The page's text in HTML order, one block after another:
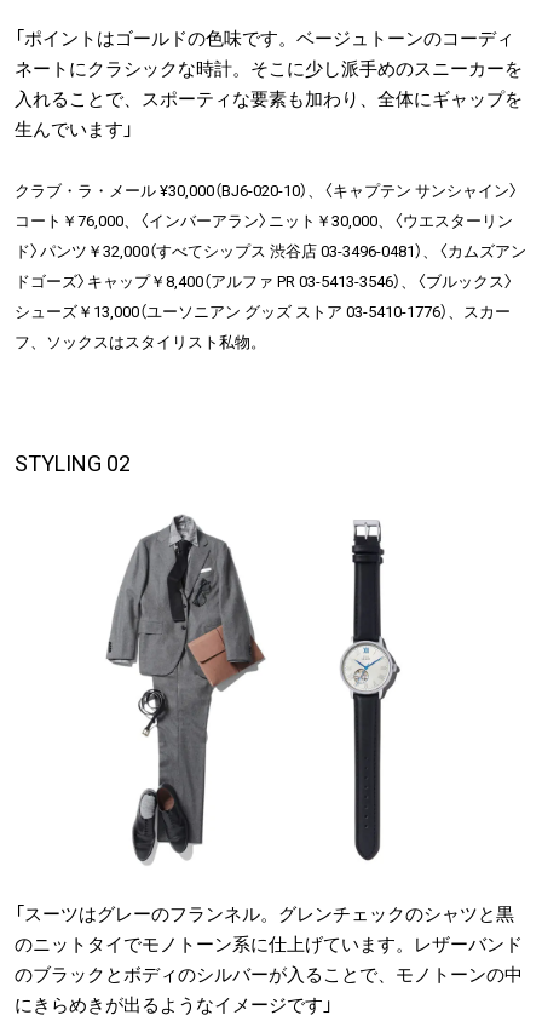
「ポイントはゴールドの色味です。ベージュトーンのコーディ
ネートにクラシックな時計。そこに少し派手めのスニーカーを
入れることで、スポーティな要素も加わり、全体にギャップを
生んでいます」
クラブ・ラ・メール ¥30,000（BJ6-020-10）、〈キャプテン サンシャイン〉
コート￥76,000、〈インバーアラン〉ニット￥30,000、〈ウエスターリン
ド〉パンツ￥32,000（すべてシップス 渋谷店 03-3496-0481）、〈カムズアン
ドゴーズ〉キャップ￥8,400（アルファ PR 03-5413-3546）、〈ブルックス〉
シューズ￥13,000（ユーソニアン グッズ ストア 03-5410-1776）、スカー
フ、ソックスはスタイリスト私物。
STYLING 02
「スーツはグレーのフランネル。グレンチェックのシャツと黒
のニットタイでモノトーン系に仕上げています。レザーバンド
のブラックとボディのシルバーが入ることで、モノトーンの中
にきらめきが出るようなイメージです」